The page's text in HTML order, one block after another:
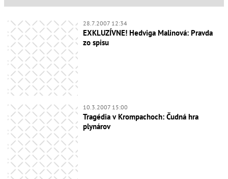
28.7.2007 12:34
EXKLUZÍVNE! Hedviga Malinová: Pravda
zo spisu
10.3.2007 15:00
Tragédia v Krompachoch: Čudná hra
plynárov